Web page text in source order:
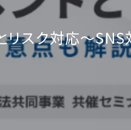
リスク対応～